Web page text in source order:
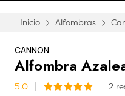
Inicio Alfombras
CANNON
Alfombra
5.0 2